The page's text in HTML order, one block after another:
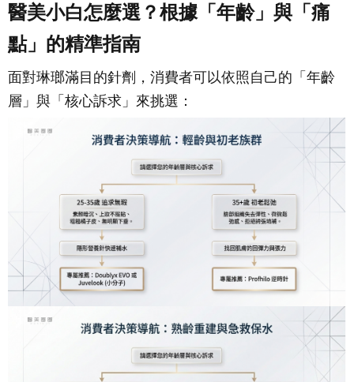
醫美小白怎麼選？根據「年齡」與「痛
點」的精準指南
面對琳瑯滿目的針劑，消費者可以依照自己的「年齡
層」與「核心訴求」來挑選：